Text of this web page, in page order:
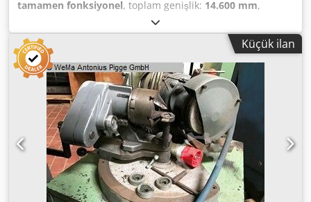
tamamen fonksiyonel, toplam genişlik: 14.600 mm,
, toplam yükseklik:
taşlama uzunluğu:320 mm, taşlama taşı çapı:200 mm,
Şaft ve delik taşlama makinesi. Ürt. STANKO (SSCB) - 1989.
Taşlanmış delik çapı 50 - 300 mm. Maks. iş parçası çapı
560mm. Tabla ve iş mili arasındaki mesafe 340mm.
Chjdpfjtzwzxox Ailea Maksimum iş parçası uzunluğu
320mm. İç taşlama kafasının üst çapı 125; 100; 80mm.
Taşlama kafasının ön yüzünden iş mili flanşına olan
mesafe 150 - 400mm. Zımpara diski boyutu 200 x 75 x
63mm. İş parçası iş mili hız aralığı 60 - 600 rpm. Tabla
hareketi 800 mm. Ana motor gücü 7,5 kW. Gerekli toplam
güç 14,63 kW Makine boyutları (uzunluk x genişlik x
yükseklik) 3535 x 1460 x 1870 mm Makine ağırlığı 6400kg.
Küçük ilan